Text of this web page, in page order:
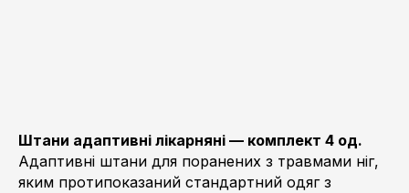
Штани адаптивні лікарняні — комплект 4 од.
Адаптивні штани для поранених з травмами ніг,
яким протипоказаний стандартний одяг з